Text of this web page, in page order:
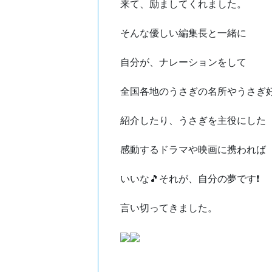
来て、励ましてくれました。
そんな優しい編集長と一緒に
自分が、ナレーションをして
全国各地のうさぎの名所やうさぎ
紹介したり、うさぎを主役にした
感動するドラマや映画に携われば
いいな🎵それが、自分の夢です❗
言い切ってきました。